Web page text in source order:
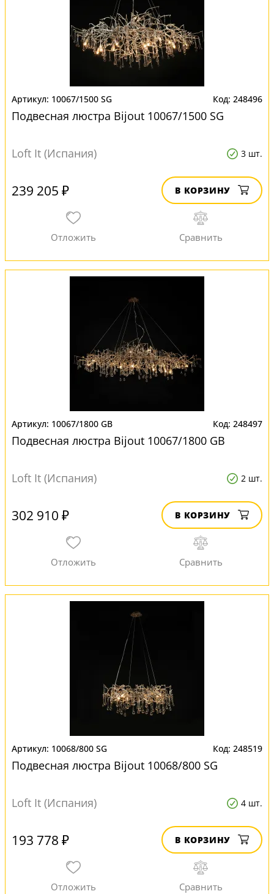
10067/1500 SG 248496
Подвесная люстра Bijout 10067/1500 SG
Loft It (Испания) 3 шт.
239 205 ₽ В КОРЗИНУ
10067/1800 GB 248497
Подвесная люстра Bijout 10067/1800 GB
Loft It (Испания) 2 шт.
302 910 ₽ В КОРЗИНУ
10068/800 SG 248519
Подвесная люстра Bijout 10068/800 SG
Loft It (Испания) 4 шт.
193 778 ₽ В КОРЗИНУ